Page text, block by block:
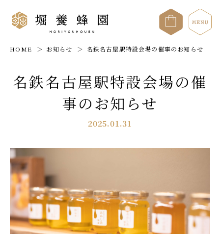
HOME お知らせ 名鉄名古屋駅特設会場の催事のお知らせ
名鉄名古屋駅特設会場の催
事のお知らせ
2025.01.31